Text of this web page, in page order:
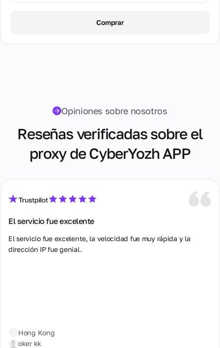
Comprar
Opiniones sobre nosotros
Reseñas verificadas sobre el
proxy de CyberYozh APP
El servicio fue excelente
El servicio fue excelente, la velocidad fue muy rápida y la
dirección IP fue genial.
Hong Kong
oker kk